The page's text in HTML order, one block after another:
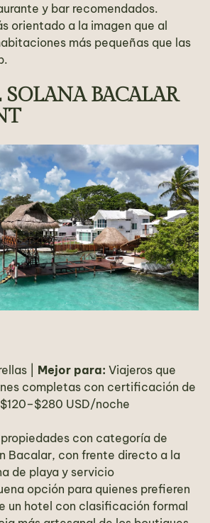
y bar recomendados.
orientado a la imagen que al
más pequeñas que las
BACALAR
| Mejor para: Viajeros que
completas con certificación de
$120–$280 USD/noche
con categoría de
Bacalar, con frente directo a la
de playa y servicio
opción para quienes prefieren
un hotel con clasificación formal